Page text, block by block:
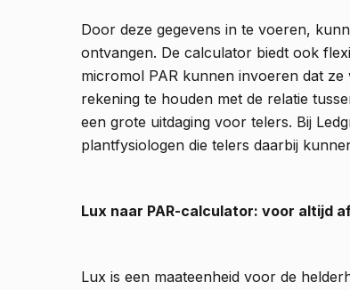
Door deze gegevens in te voeren,
ontvangen. De calculator biedt ook
micromol PAR kunnen invoeren dat
rekening te houden met de relatie
een grote uitdaging voor telers. Bij
plantfysiologen die telers daarbij
Lux naar PAR-calculator: voor altijd
Lux is een maateenheid voor de